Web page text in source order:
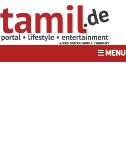
☰ MENU